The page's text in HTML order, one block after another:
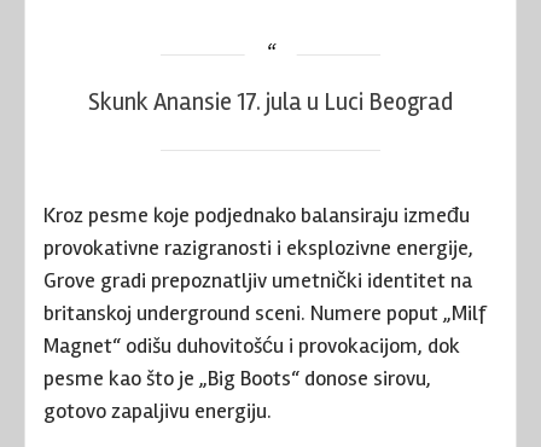
Skunk Anansie 17. jula u Luci Beograd
Kroz pesme koje podjednako balansiraju između
provokativne razigranosti i eksplozivne energije,
Grove gradi prepoznatljiv umetnički identitet na
britanskoj underground sceni. Numere poput „Milf
Magnet“ odišu duhovitošću i provokacijom, dok
pesme kao što je „Big Boots“ donose sirovu,
gotovo zapaljivu energiju.